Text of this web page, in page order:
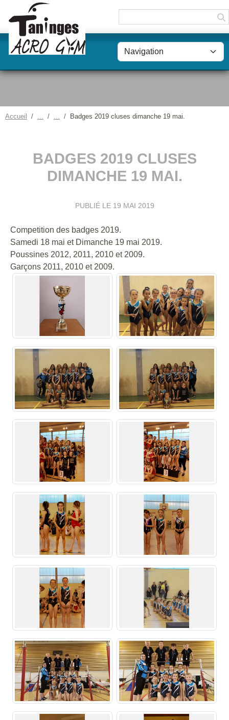
Accueil Badges 2019 cluses dimanche 19 mai.
BADGES 2019 CLUSES
DIMANCHE 19 MAI.
PUBLIÉ LE 19 MAI 2019
Competition des badges 2019.
Samedi 18 mai et Dimanche 19 mai 2019.
Poussines 2012, 2011, 2010 et 2009.
Garçons 2011, 2010 et 2009.
Panneau de gestion des cookies